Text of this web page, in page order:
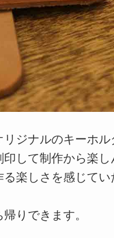
ジナルのキーホル
して制作から楽し
楽しさを感じて
りできます。